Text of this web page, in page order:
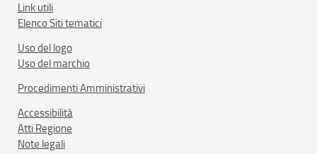
Link utili
Elenco Siti tematici
Uso del logo
Uso del marchio
Procedimenti Amministrativi
Accessibilità
Atti Regione
Note legali